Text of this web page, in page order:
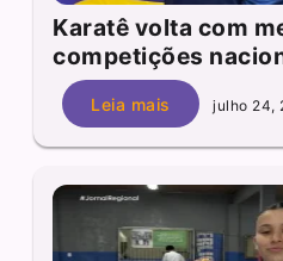
Karatê volta com
competições
Leia mais julho 24,